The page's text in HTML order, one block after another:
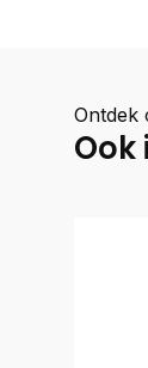
Ontdek
Ook